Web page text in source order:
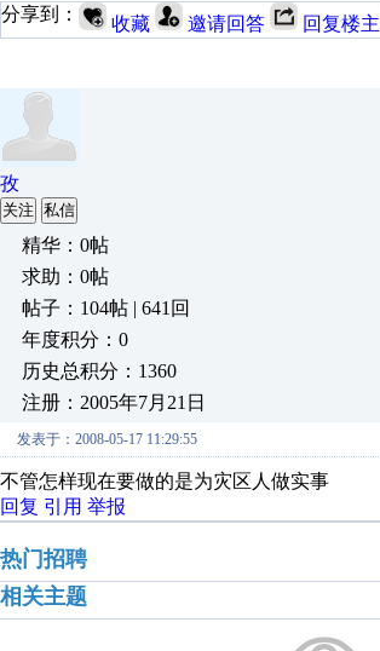
分享到： 收藏 邀请回答 回复楼主
孜
关注 私信
精华：0帖
求助：0帖
帖子：104帖 | 641回
年度积分：0
历史总积分：1360
注册：2005年7月21日
发表于：2008-05-17 11:29:55
不管怎样现在要做的是为灾区人做实事
回复 引用 举报
热门招聘
相关主题